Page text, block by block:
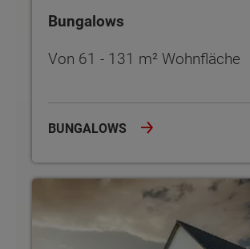
Bungalows
Von 61 - 131 m² Wohnfläche
BUNGALOWS